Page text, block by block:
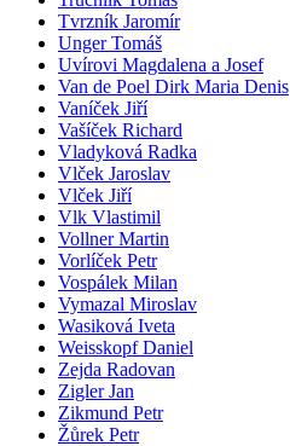
Tvrzník Jaromír
Unger Tomáš
Uvírovi Magdalena a Josef
Van de Poel Dirk Maria Denis
Vaníček Jiří
Vašíček Richard
Vladyková Radka
Vlček Jaroslav
Vlček Jiří
Vlk Vlastimil
Vollner Martin
Vorlíček Petr
Vospálek Milan
Vymazal Miroslav
Wasiková Iveta
Weisskopf Daniel
Zejda Radovan
Zigler Jan
Zikmund Petr
Žůrek Petr